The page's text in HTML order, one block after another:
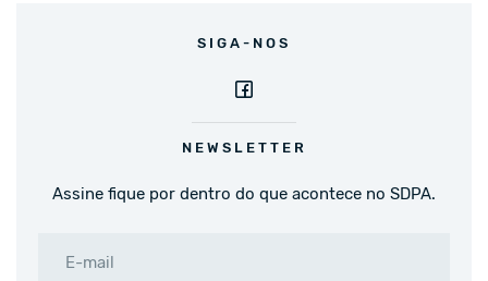
SIGA-NOS
NEWSLETTER
Assine fique por dentro do que acontece no SDPA.
E-mail